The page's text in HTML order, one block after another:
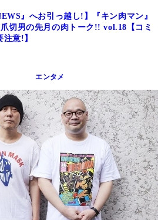
』へお引っ越し!】『キン肉マン』
切男の先月の肉トーク!! vol.18【コミ
意!】
エンタメ